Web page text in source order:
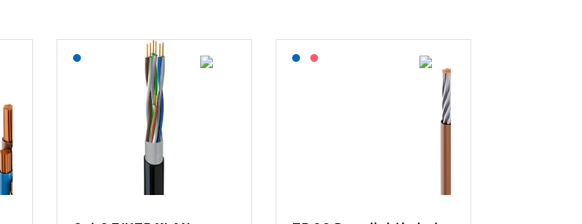
Lagerført: NEK Kabel Lagerført: NEK Kabel